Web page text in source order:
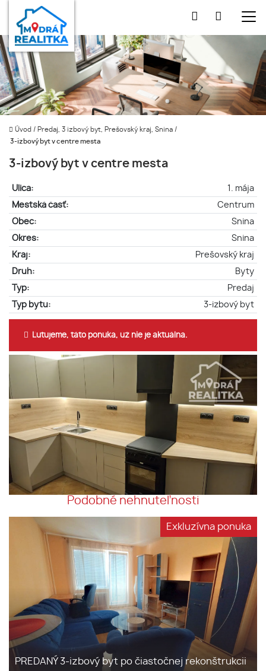
Úvod / Predaj, 3 izbový byt, Prešovský kraj, Snina /
3-izbový byt v centre mesta
3-izbový byt v centre mesta
Ulica:
1. mája
Mestská časť:
Centrum
Obec:
Snina
Okres:
Snina
Kraj:
Prešovský kraj
Druh:
Byty
Typ:
Predaj
Typ bytu:
3-izbový byt
Ľutujeme, táto ponuka, už nie je aktuálna.
Podobné nehnuteľnosti
Exkluzívna ponuka
PREDANÝ 3-izbový byt po čiastočnej rekonštrukcii